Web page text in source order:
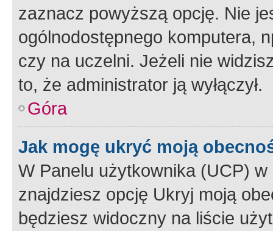
zaznacz powyższą opcję. Nie
ogólnodostępnego komputera,
czy na uczelni. Jeżeli nie
to, że administrator ją wyłączył.
Góra
Jak mogę ukryć moją
W Panelu użytkownika (UCP) w
znajdziesz opcję Ukryj moją
będziesz widoczny na liście